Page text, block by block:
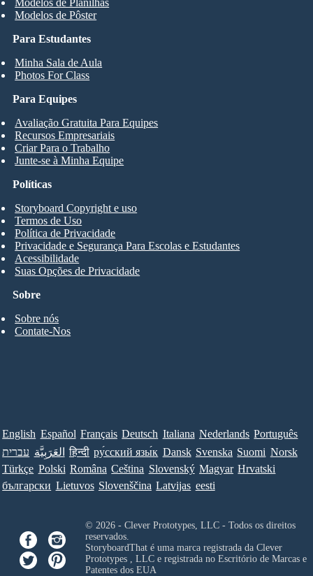
Para Estudantes
Minha Sala de Aula
Photos For Class
Modelos de Planilhas
Modelos de Pôster
Para Equipes
Avaliação Gratuita Para Equipes
Recursos Empresariais
Criar Para o Trabalho
Junte-se à Minha Equipe
Sobre
Sobre nós
Contate-Nos
Políticas
Storyboard Copyright e uso
Termos de Uso
Política de Privacidade
Privacidade e Segurança Para Escolas e Estudantes
Acessibilidade
Suas Opções de Privacidade
English Español Français Deutsch Italiana Nederlands Português
עברית العَرَبِيَّة हिन्दी ру́сский язы́к Dansk Svenska Suomi Norsk
Türkçe Polski Româna Ceština Slovenský Magyar Hrvatski
български Lietuvos Slovenščina Latvijas eesti
© 2026 - Clever Prototypes, LLC - Todos os direitos
reservados.
StoryboardThat é uma marca registrada da Clever
Prototypes , LLCe registrada no Escritório de Marcas e
Patentes dos EUA